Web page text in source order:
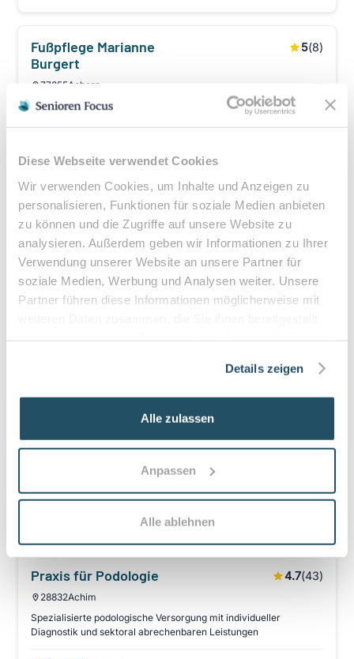
Diese Webseite verwendet Cookies
Wir verwenden Cookies, um Inhalte und Anzeigen zu
personalisieren, Funktionen für soziale Medien anbieten
zu können und die Zugriffe auf unsere Website zu
analysieren. Außerdem geben wir Informationen zu Ihrer
Verwendung unserer Website an unsere Partner für
soziale Medien, Werbung und Analysen weiter. Unsere
Partner führen diese Informationen möglicherweise mit
Details zeigen
Alle zulassen
Anpassen
Alle ablehnen
Fußpflege Marianne
Burgert
5(8)
77855 Achern
Spezialisiert auf schonende medizinische Fußpflege,
Details
Nicoleta - Ihre Fußpflege in
Achern
77855Achern
Schonende medizinische Fußpflege, individuelle Prävention,
diabetische Risikobetreuung und barrierefrei zugänglich
Details
Fußpflegezentrum Achim 4.6(35)
Fachkundige, schmerzfreie Fußbehandlungen mit moderner
Praxis für Podologie 4.7(43)
28832Achim
Spezialisierte podologische Versorgung mit individueller
Diagnostik und sektoral abrechenbaren Leistungen